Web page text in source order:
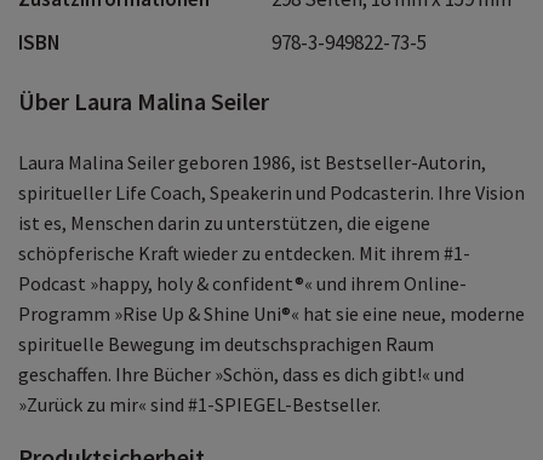
ISBN
978-3-949822-73-5
Über Laura Malina Seiler
Laura Malina Seiler geboren 1986, ist Bestseller-Autorin,
spiritueller Life Coach, Speakerin und Podcasterin. Ihre Vision
ist es, Menschen darin zu unterstützen, die eigene
schöpferische Kraft wieder zu entdecken. Mit ihrem #1-
Podcast »happy, holy & confident®« und ihrem Online-
Programm »Rise Up & Shine Uni®« hat sie eine neue, moderne
spirituelle Bewegung im deutschsprachigen Raum
geschaffen. Ihre Bücher »Schön, dass es dich gibt!« und
»Zurück zu mir« sind #1-SPIEGEL-Bestseller.